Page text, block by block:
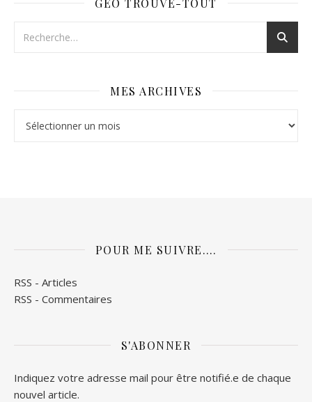
GÉO TROUVE-TOUT
MES ARCHIVES
POUR ME SUIVRE….
RSS - Articles
RSS - Commentaires
S'ABONNER
Indiquez votre adresse mail pour être notifié.e de chaque
nouvel article.